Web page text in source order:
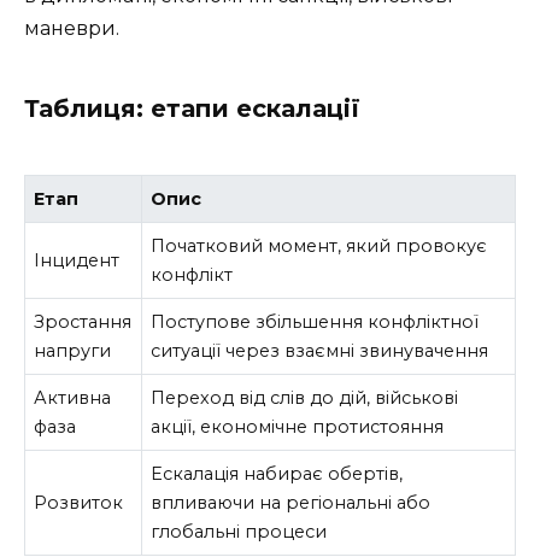
маневри.
Таблиця: етапи ескалації
Етап Опис
Інцидент
Початковий момент, який провокує
конфлікт
Зростання
напруги
Поступове збільшення конфліктної
ситуації через взаємні звинувачення
Активна
фаза
Переход від слів до дій, військові
акції, економічне протистояння
Розвиток
Ескалація набирає обертів,
впливаючи на регіональні або
глобальні процеси